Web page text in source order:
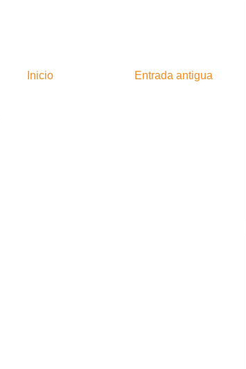
Entrada antigua
Inicio